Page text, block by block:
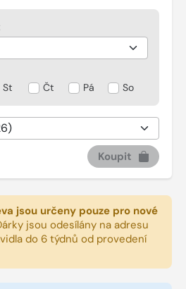
St Čt Pá So
Koupit
jsou určeny pouze pro nové
jsou odesílány na adresu
do 6 týdnů od provedení